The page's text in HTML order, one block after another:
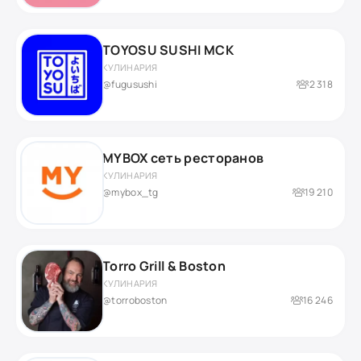
TOYOSU SUSHI МСК
КУЛИНАРИЯ
@fugusushi 2 318
MYBOX сеть ресторанов
КУЛИНАРИЯ
@mybox_tg 19 210
Torro Grill & Boston
КУЛИНАРИЯ
@torroboston 16 246